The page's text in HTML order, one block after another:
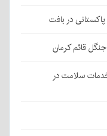
قائم کرمان
سلامت در